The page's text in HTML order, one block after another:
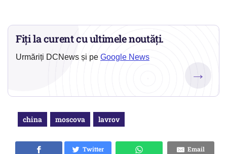
Fiți la curent cu ultimele noutăți.
Urmăriți DCNews și pe Google News
→
china moscova lavrov
Twitter
Email